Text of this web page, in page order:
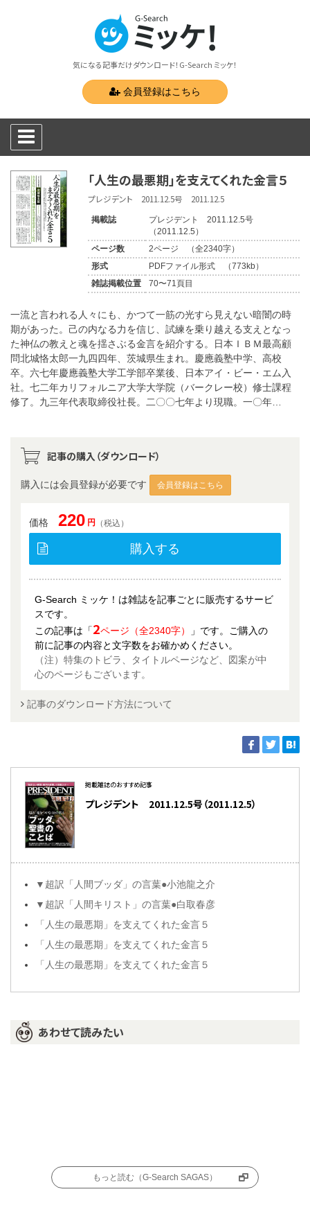
気になる記事だけダウンロード！G-Search ミッケ！
会員登録はこちら
「人生の最悪期」を支えてくれた金言５
プレジデント 2011.12.5号 2011.12.5
掲載誌
プレジデント 2011.12.5号
（2011.12.5）
ページ数
2ページ （全2340字）
形式
PDFファイル形式 （773kb）
雑誌掲載位置
70〜71頁目
一流と言われる人々にも、かつて一筋の光すら見えない暗闇の時
期があった。己の内なる力を信じ、試練を乗り越える支えとなっ
た神仏の教えと魂を揺さぶる金言を紹介する。日本ＩＢＭ最高顧
問北城恪太郎一九四四年、茨城県生まれ。慶應義塾中学、高校
卒。六七年慶應義塾大学工学部卒業後、日本アイ・ビー・エム入
社。七二年カリフォルニア大学大学院（バークレー校）修士課程
修了。九三年代表取締役社長。二〇〇七年より現職。一〇年…
記事の購入（ダウンロード）
購入には会員登録が必要です 会員登録はこちら
価格 220 円 （税込）
購入する
G-Search ミッケ！は雑誌を記事ごとに販売するサービ
スです。
この記事は「2ページ（全2340字）
」です。ご購入の
前に記事の内容と文字数をお確かめください。
（注）特集のトビラ、タイトルページなど、図案が中
心のページもございます。
記事のダウンロード方法について
掲載雑誌のおすすめ記事
プレジデント 2011.12.5号（2011.12.5）
▼超訳「人間ブッダ」の言葉●小池龍之介
▼超訳「人間キリスト」の言葉●白取春彦
「人生の最悪期」を支えてくれた金言５
「人生の最悪期」を支えてくれた金言５
「人生の最悪期」を支えてくれた金言５
あわせて読みたい
もっと読む（G-Search SAGAS）